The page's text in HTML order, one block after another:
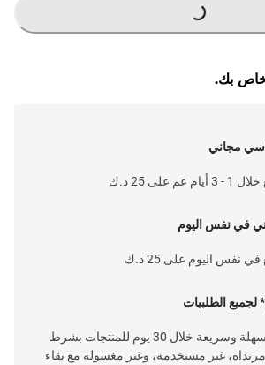
G
.
بك.
مجاني
على 25 د.ك
في نفس اليوم
نفس اليوم على 25 د.ك
لجميع الطلبيات
خدمة إرجاع سهلة وسريعة خلال 30 يوم للمنتجات بشرط
غير مستخدمة، وغير مغسولة مع بقاء